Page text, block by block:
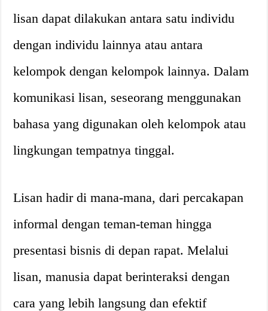
lisan dapat dilakukan antara satu individu
dengan individu lainnya atau antara
kelompok dengan kelompok lainnya. Dalam
komunikasi lisan, seseorang menggunakan
bahasa yang digunakan oleh kelompok atau
lingkungan tempatnya tinggal.
Lisan hadir di mana-mana, dari percakapan
informal dengan teman-teman hingga
presentasi bisnis di depan rapat. Melalui
lisan, manusia dapat berinteraksi dengan
cara yang lebih langsung dan efektif